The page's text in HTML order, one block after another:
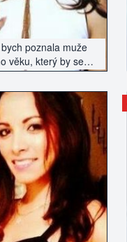
poznala muže
věku, který by se
Nehledám
ale spíše vážný
INZERÁT